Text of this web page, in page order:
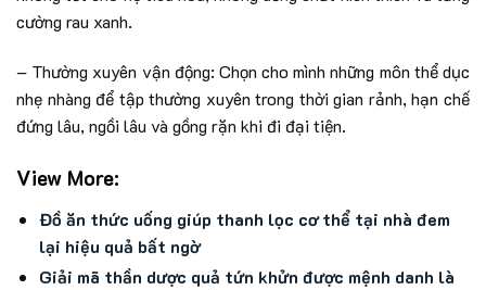
cường rau xanh.
– Thường xuyên vận động: Chọn cho mình những môn thể dục
nhẹ nhàng để tập thường xuyên trong thời gian rảnh, hạn chế
đứng lâu, ngồi lâu và gồng rặn khi đi đại tiện.
View More:
Đồ ăn thức uống giúp thanh lọc cơ thể tại nhà đem
lại hiệu quả bất ngờ
Giải mã thần dược quả tứn khửn được mệnh danh là